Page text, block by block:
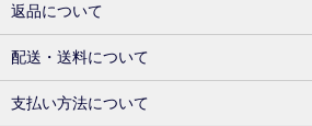
返品について
配送・送料について
支払い方法について